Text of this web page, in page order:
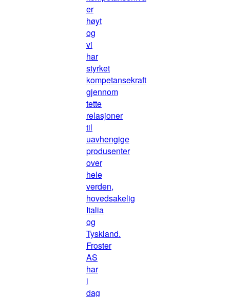
er
høyt
og
vi
har
styrket
kompetansekraft
gjennom
tette
relasjoner
til
uavhengige
produsenter
over
hele
verden,
hovedsakelig
Italia
og
Tyskland.
Froster
AS
har
i
dag